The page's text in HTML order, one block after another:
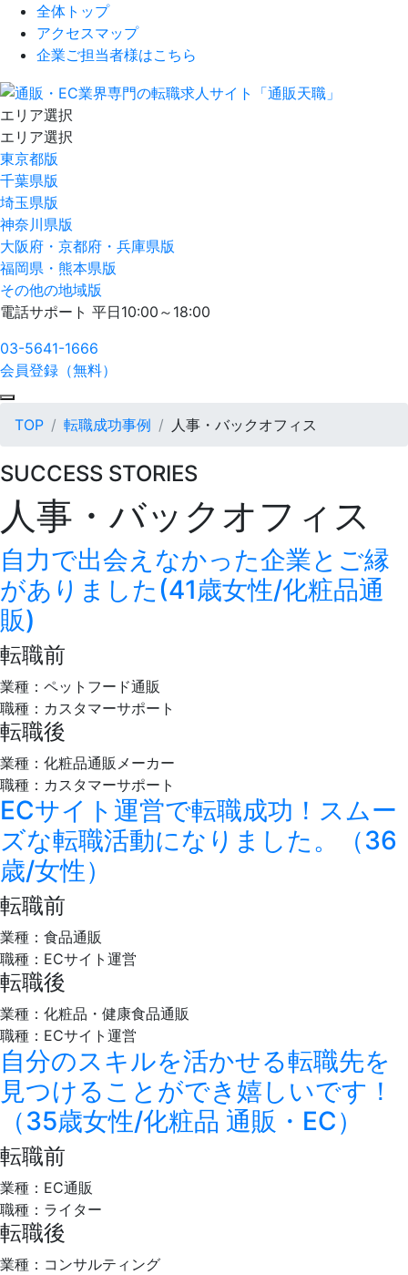
全体トップ
アクセスマップ
企業ご担当者様はこちら
エリア選択
エリア選択
東京都版
千葉県版
埼玉県版
神奈川県版
大阪府・京都府・兵庫県版
福岡県・熊本県版
その他の地域版
電話サポート 平日10:00～18:00
03-5641-1666
会員登録（無料）
TOP 転職成功事例 人事・バックオフィス
SUCCESS STORIES
人事・バックオフィス
自力で出会えなかった企業とご縁
がありました(41歳女性/化粧品通
販)
転職前
業種：ペットフード通販
職種：カスタマーサポート
転職後
業種：化粧品通販メーカー
職種：カスタマーサポート
ECサイト運営で転職成功！スムー
ズな転職活動になりました。（36
歳/女性）
転職前
業種：食品通販
職種：ECサイト運営
転職後
業種：化粧品・健康食品通販
職種：ECサイト運営
自分のスキルを活かせる転職先を
見つけることができ嬉しいです！
（35歳女性/化粧品 通販・EC）
転職前
業種：EC通販
職種：ライター
転職後
業種：コンサルティング